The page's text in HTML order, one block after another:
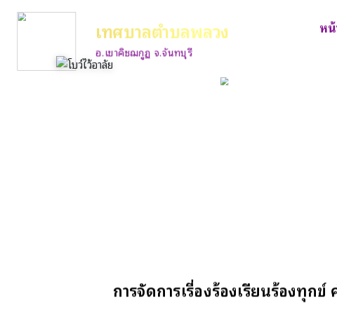
เทศบาลตำบลพลวง
อ.เขาคิชฌกูฏ จ.จันทบุรี
ห
การจัดการเรื่องร้องเรียนร้องทุก